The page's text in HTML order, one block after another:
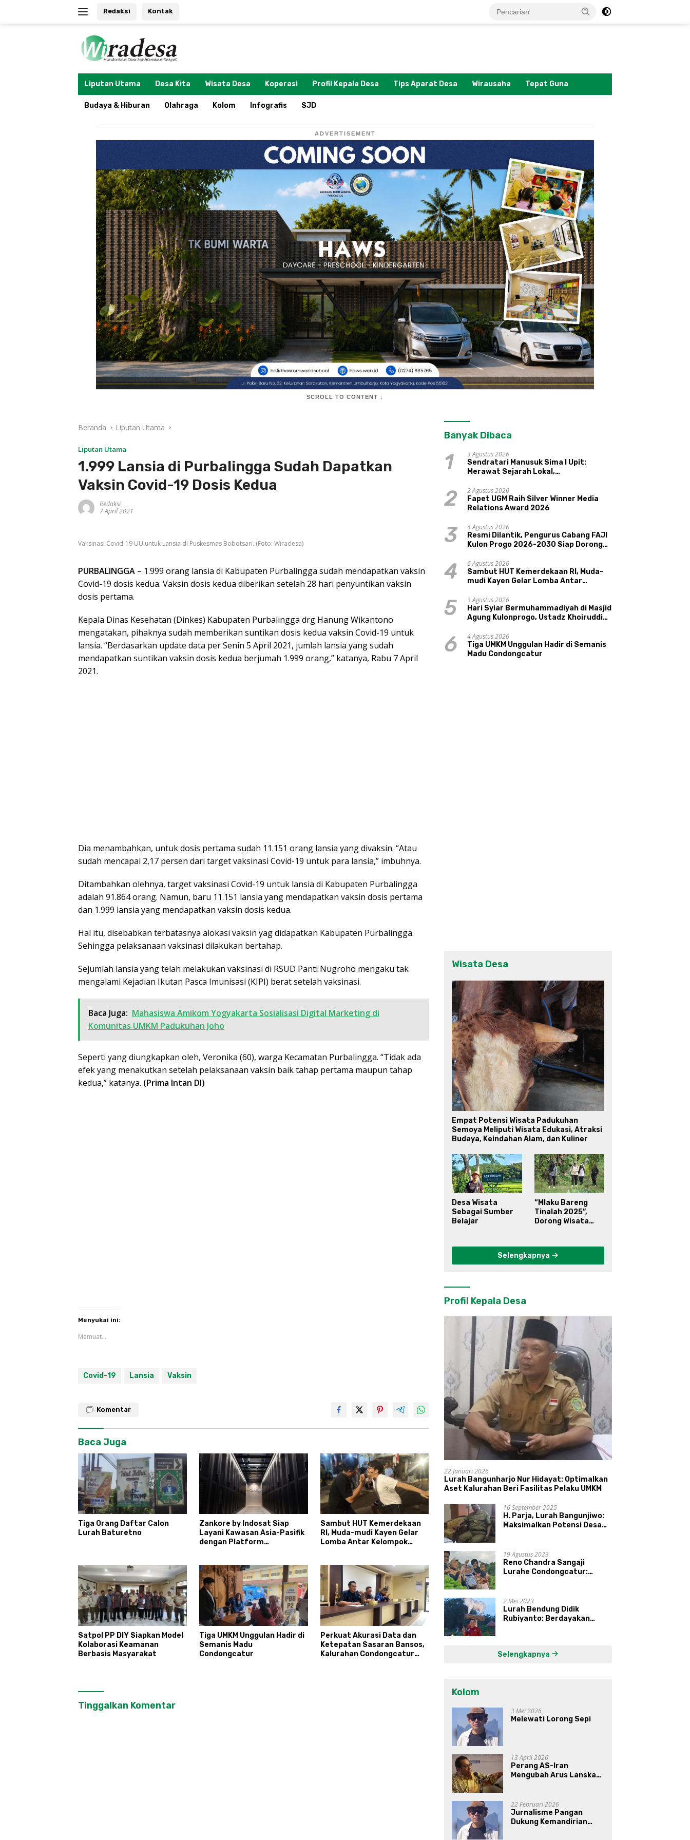
Redaksi Kontak
Liputan Utama Desa Kita Wisata Desa Koperasi Profil Kepala Desa Tips Aparat Desa Wirausaha Tepat Guna
Budaya & Hiburan Olahraga Kolom Infografis SJD
ADVERTISEMENT
SCROLL TO CONTENT ↓
Beranda Liputan Utama
Liputan Utama
1.999 Lansia di Purbalingga Sudah Dapatkan
Vaksin Covid-19 Dosis Kedua
Redaksi
7 April 2021
Vaksinasi Covid-19 UU untuk Lansia di Puskesmas Bobotsari. (Foto: Wiradesa)
PURBALINGGA – 1.999 orang lansia di Kabupaten Purbalingga sudah mendapatkan vaksin
Covid-19 dosis kedua. Vaksin dosis kedua diberikan setelah 28 hari penyuntikan vaksin
dosis pertama.
Kepala Dinas Kesehatan (Dinkes) Kabupaten Purbalingga drg Hanung Wikantono
mengatakan, pihaknya sudah memberikan suntikan dosis kedua vaksin Covid-19 untuk
lansia. “Berdasarkan update data per Senin 5 April 2021, jumlah lansia yang sudah
mendapatkan suntikan vaksin dosis kedua berjumah 1.999 orang,” katanya, Rabu 7 April
2021.
Dia menambahkan, untuk dosis pertama sudah 11.151 orang lansia yang divaksin. “Atau
sudah mencapai 2,17 persen dari target vaksinasi Covid-19 untuk para lansia,” imbuhnya.
Ditambahkan olehnya, target vaksinasi Covid-19 untuk lansia di Kabupaten Purbalingga
adalah 91.864 orang. Namun, baru 11.151 lansia yang mendapatkan vaksin dosis pertama
dan 1.999 lansia yang mendapatkan vaksin dosis kedua.
Hal itu, disebabkan terbatasnya alokasi vaksin yag didapatkan Kabupaten Purbalingga.
Sehingga pelaksanaan vaksinasi dilakukan bertahap.
Sejumlah lansia yang telah melakukan vaksinasi di RSUD Panti Nugroho mengaku tak
mengalami Kejadian Ikutan Pasca Imunisasi (KIPI) berat setelah vaksinasi.
Baca Juga: Mahasiswa Amikom Yogyakarta Sosialisasi Digital Marketing di
Komunitas UMKM Padukuhan Joho
Seperti yang diungkapkan oleh, Veronika (60), warga Kecamatan Purbalingga. “Tidak ada
efek yang menakutkan setelah pelaksanaan vaksin baik tahap pertama maupun tahap
kedua,” katanya. (Prima Intan DI)
Menyukai ini:
Memuat...
Covid-19 Lansia Vaksin
Komentar
Baca Juga
Tiga Orang Daftar Calon
Lurah Baturetno
Zankore by Indosat Siap
Layani Kawasan Asia-Pasifik
dengan Platform
Sambut HUT Kemerdekaan
RI, Muda-mudi Kayen Gelar
Lomba Antar Kelompok
Satpol PP DIY Siapkan Model
Kolaborasi Keamanan
Berbasis Masyarakat
Tiga UMKM Unggulan Hadir di
Semanis Madu
Condongcatur
Perkuat Akurasi Data dan
Ketepatan Sasaran Bansos,
Kalurahan Condongcatur
Tinggalkan Komentar
Banyak Dibaca
1
3 Agustus 2026
Sendratari Manusuk Sima I Upit:
Merawat Sejarah Lokal,
Pariwisata, dan Ekologi Klaten
2
2 Agustus 2026
Fapet UGM Raih Silver Winner Media
Relations Award 2026
3
4 Agustus 2026
Resmi Dilantik, Pengurus Cabang FAJI
Kulon Progo 2026-2030 Siap Dorong
Sungai Progo
4
6 Agustus 2026
Sambut HUT Kemerdekaan RI, Muda-
mudi Kayen Gelar Lomba Antar
5
3 Agustus 2026
Hari Syiar Bermuhammadiyah di Masjid
Agung Kulonprogo, Ustadz Khoiruddin
Sakinah Adalah Agama
6
4 Agustus 2026
Tiga UMKM Unggulan Hadir di Semanis
Madu Condongcatur
Wisata Desa
Empat Potensi Wisata Padukuhan
Semoya Meliputi Wisata Edukasi, Atraksi
Budaya, Keindahan Alam, dan Kuliner
Desa Wisata
Sebagai Sumber
Belajar
“Mlaku Bareng
Tinalah 2025”,
Dorong Wisata
Selengkapnya
Profil Kepala Desa
22 Januari 2026
Lurah Bangunharjo Nur Hidayat: Optimalkan
Aset Kalurahan Beri Fasilitas Pelaku UMKM
16 September 2025
H. Parja, Lurah Bangunjiwo:
Maksimalkan Potensi Desa
19 Agustus 2023
Reno Chandra Sangaji
Lurahe Condongcatur:
Masyarakat, dan Syukuri
Hasil
2 Mei 2023
Lurah Bendung Didik
Rubiyanto: Berdayakan
Selengkapnya
Kolom
3 Mei 2026
Melewati Lorong Sepi
13 April 2026
Perang AS-Iran
Mengubah Arus Lanskap
Prabowo-Gibran?
22 Februari 2026
Jurnalisme Pangan
Dukung Kemandirian